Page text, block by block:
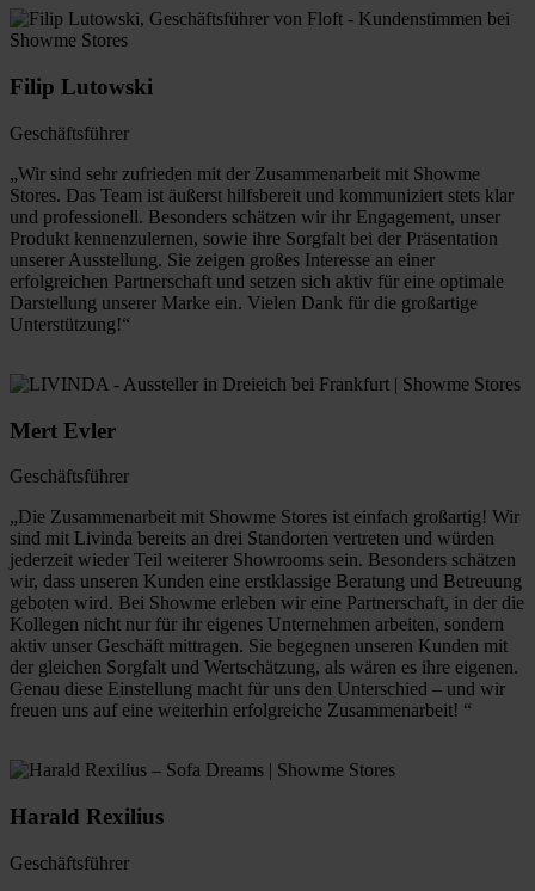
Filip Lutowski
Geschäftsführer
„Wir sind sehr zufrieden mit der Zusammenarbeit mit Showme
Stores. Das Team ist äußerst hilfsbereit und kommuniziert stets klar
und professionell. Besonders schätzen wir ihr Engagement, unser
Produkt kennenzulernen, sowie ihre Sorgfalt bei der Präsentation
unserer Ausstellung. Sie zeigen großes Interesse an einer
erfolgreichen Partnerschaft und setzen sich aktiv für eine optimale
Darstellung unserer Marke ein. Vielen Dank für die großartige
Unterstützung!“
Mert Evler
Geschäftsführer
„Die Zusammenarbeit mit Showme Stores ist einfach großartig! Wir
sind mit Livinda bereits an drei Standorten vertreten und würden
jederzeit wieder Teil weiterer Showrooms sein. Besonders schätzen
wir, dass unseren Kunden eine erstklassige Beratung und Betreuung
geboten wird. Bei Showme erleben wir eine Partnerschaft, in der die
Kollegen nicht nur für ihr eigenes Unternehmen arbeiten, sondern
aktiv unser Geschäft mittragen. Sie begegnen unseren Kunden mit
der gleichen Sorgfalt und Wertschätzung, als wären es ihre eigenen.
Genau diese Einstellung macht für uns den Unterschied – und wir
freuen uns auf eine weiterhin erfolgreiche Zusammenarbeit! “
Harald Rexilius
Geschäftsführer